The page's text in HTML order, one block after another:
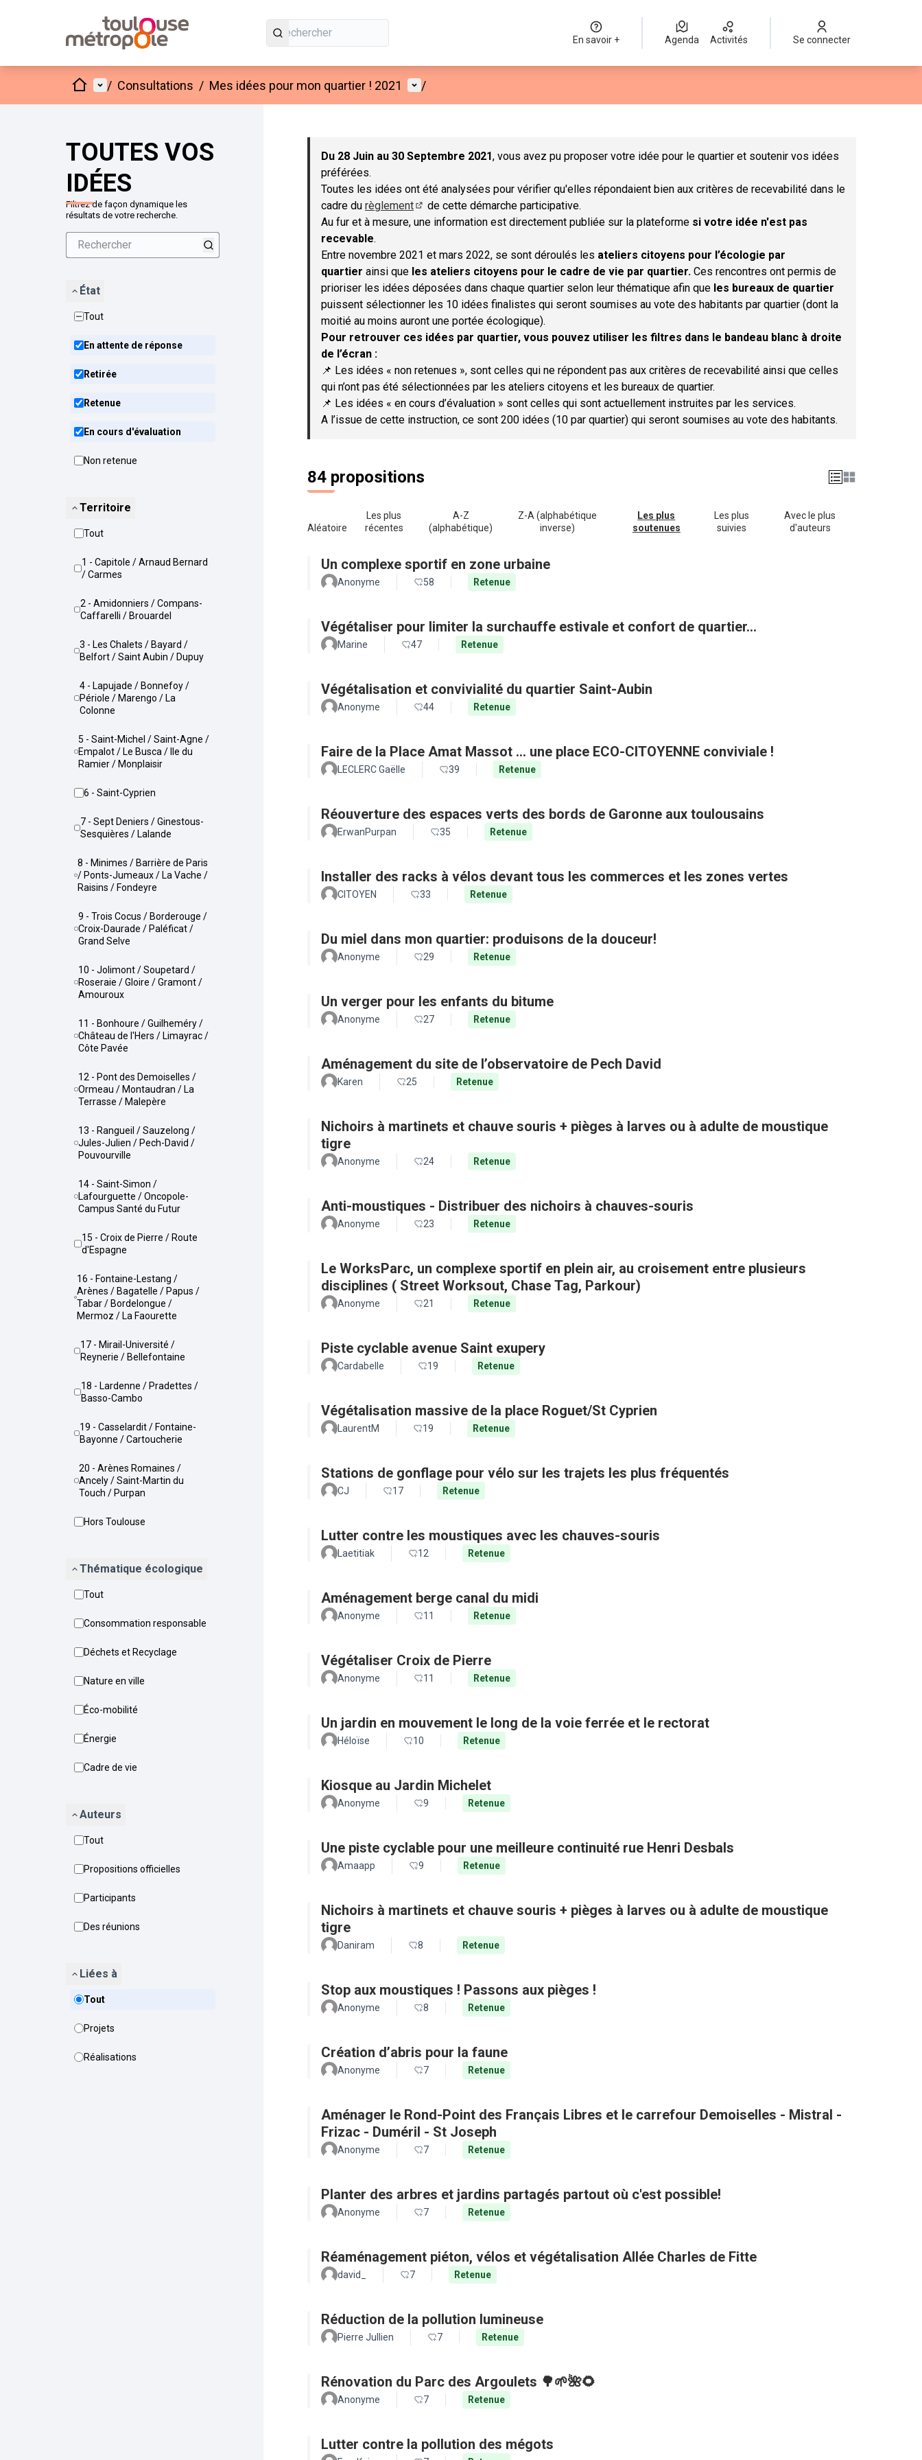
En savoir + Agenda Activités Se connecter
AccueilMenu principal
/ Consultations / Mes idées pour mon quartier ! 2021 Menu utilisateur
/
TOUTES VOS
IDÉES
Filtrez de façon dynamique les
résultats de votre recherche.
État
Tout
En attente de réponse
Retirée
Retenue
En cours d'évaluation
Non retenue
Territoire
Tout
1 - Capitole / Arnaud Bernard
/ Carmes
2 - Amidonniers / Compans-
Caffarelli / Brouardel
3 - Les Chalets / Bayard /
Belfort / Saint Aubin / Dupuy
4 - Lapujade / Bonnefoy /
Périole / Marengo / La
Colonne
5 - Saint-Michel / Saint-Agne /
Empalot / Le Busca / Ile du
Ramier / Monplaisir
6 - Saint-Cyprien
7 - Sept Deniers / Ginestous-
Sesquières / Lalande
8 - Minimes / Barrière de Paris
/ Ponts-Jumeaux / La Vache /
Raisins / Fondeyre
9 - Trois Cocus / Borderouge /
Croix-Daurade / Paléficat /
Grand Selve
10 - Jolimont / Soupetard /
Roseraie / Gloire / Gramont /
Amouroux
11 - Bonhoure / Guilheméry /
Château de l'Hers / Limayrac /
Côte Pavée
12 - Pont des Demoiselles /
Ormeau / Montaudran / La
Terrasse / Malepère
13 - Rangueil / Sauzelong /
Jules-Julien / Pech-David /
Pouvourville
14 - Saint-Simon /
Lafourguette / Oncopole-
Campus Santé du Futur
15 - Croix de Pierre / Route
d'Espagne
16 - Fontaine-Lestang /
Arènes / Bagatelle / Papus /
Tabar / Bordelongue /
Mermoz / La Faourette
17 - Mirail-Université /
Reynerie / Bellefontaine
18 - Lardenne / Pradettes /
Basso-Cambo
19 - Casselardit / Fontaine-
Bayonne / Cartoucherie
20 - Arènes Romaines /
Ancely / Saint-Martin du
Touch / Purpan
Hors Toulouse
Thématique écologique
Tout
Consommation responsable
Déchets et Recyclage
Nature en ville
Éco-mobilité
Énergie
Cadre de vie
Auteurs
Tout
Propositions officielles
Participants
Des réunions
Liées à
Tout
Projets
Réalisations
Passer la carte
Du 28 Juin au 30 Septembre 2021, vous avez pu proposer votre idée pour le quartier et soutenir vos idées
préférées.
Toutes les idées ont été analysées pour vérifier qu'elles répondaient bien aux critères de recevabilité dans le
cadre du règlement
(S'ouvre dans un nouvel onglet)
de cette démarche participative.
Au fur et à mesure, une information est directement publiée sur la plateforme si votre idée n'est pas
recevable.
Entre novembre 2021 et mars 2022, se sont déroulés les ateliers citoyens pour l’écologie par
quartier ainsi que les ateliers citoyens pour le cadre de vie par quartier. Ces rencontres ont permis de
prioriser les idées déposées dans chaque quartier selon leur thématique afin que les bureaux de quartier
puissent sélectionner les 10 idées finalistes qui seront soumises au vote des habitants par quartier (dont la
moitié au moins auront une portée écologique).
Pour retrouver ces idées par quartier, vous pouvez utiliser les filtres dans le bandeau blanc à droite
de l’écran :
📌 Les idées « non retenues », sont celles qui ne répondent pas aux critères de recevabilité ainsi que celles
qui n’ont pas été sélectionnées par les ateliers citoyens et les bureaux de quartier.
📌 Les idées « en cours d’évaluation » sont celles qui sont actuellement instruites par les services.
A l’issue de cette instruction, ce sont 200 idées (10 par quartier) qui seront soumises au vote des habitants.
84 propositions
Aléatoire
Les plus
récentes
A-Z
(alphabétique)
Z-A (alphabétique
inverse)
Les plus
soutenues
Les plus
suivies
Avec le plus
d'auteurs
Un complexe sportif en zone urbaine
Anonyme 58 Retenue
Végétaliser pour limiter la surchauffe estivale et confort de quartier...
Marine 47 Retenue
Végétalisation et convivialité du quartier Saint-Aubin
Anonyme 44 Retenue
Faire de la Place Amat Massot ... une place ECO-CITOYENNE conviviale !
LECLERC Gaëlle 39 Retenue
Réouverture des espaces verts des bords de Garonne aux toulousains
ErwanPurpan 35 Retenue
Installer des racks à vélos devant tous les commerces et les zones vertes
CITOYEN 33 Retenue
Du miel dans mon quartier: produisons de la douceur!
Anonyme 29 Retenue
Un verger pour les enfants du bitume
Anonyme 27 Retenue
Aménagement du site de l’observatoire de Pech David
Karen 25 Retenue
Nichoirs à martinets et chauve souris + pièges à larves ou à adulte de moustique
tigre
Anonyme 24 Retenue
Anti-moustiques - Distribuer des nichoirs à chauves-souris
Anonyme 23 Retenue
Le WorksParc, un complexe sportif en plein air, au croisement entre plusieurs
disciplines ( Street Worksout, Chase Tag, Parkour)
Anonyme 21 Retenue
Piste cyclable avenue Saint exupery
Cardabelle 19 Retenue
Végétalisation massive de la place Roguet/St Cyprien
LaurentM 19 Retenue
Stations de gonflage pour vélo sur les trajets les plus fréquentés
CJ 17 Retenue
Lutter contre les moustiques avec les chauves-souris
Laetitiak 12 Retenue
Aménagement berge canal du midi
Anonyme 11 Retenue
Végétaliser Croix de Pierre
Anonyme 11 Retenue
Un jardin en mouvement le long de la voie ferrée et le rectorat
Héloïse 10 Retenue
Kiosque au Jardin Michelet
Anonyme 9 Retenue
Une piste cyclable pour une meilleure continuité rue Henri Desbals
Amaapp 9 Retenue
Nichoirs à martinets et chauve souris + pièges à larves ou à adulte de moustique
tigre
Daniram 8 Retenue
Stop aux moustiques ! Passons aux pièges !
Anonyme 8 Retenue
Création d’abris pour la faune
Anonyme 7 Retenue
Aménager le Rond-Point des Français Libres et le carrefour Demoiselles - Mistral -
Frizac - Duméril - St Joseph
Anonyme 7 Retenue
Planter des arbres et jardins partagés partout où c'est possible!
Anonyme 7 Retenue
Réaménagement piéton, vélos et végétalisation Allée Charles de Fitte
david_ 7 Retenue
Réduction de la pollution lumineuse
Pierre Jullien 7 Retenue
Rénovation du Parc des Argoulets 🌳🌱🌺🌻
Anonyme 7 Retenue
Lutter contre la pollution des mégots